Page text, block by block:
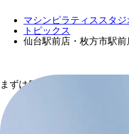
マシンピラティススタジ
トピックス
仙台駅前店・枚方市駅
まずは気軽に体験会から
お問い合わせ・ヘルプセンター